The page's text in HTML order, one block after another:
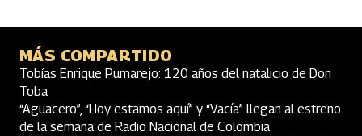
MÁS COMPARTIDO
Tobías Enrique Pumarejo: 120 años del natalicio de Don
Toba
“Aguacero”, “Hoy estamos aquí” y “Vacía” llegan al estreno
de la semana de Radio Nacional de Colombia